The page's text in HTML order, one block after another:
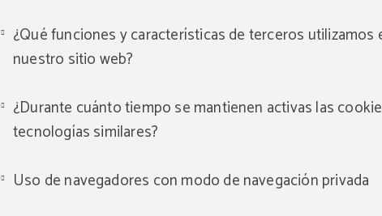
¿Qué funciones y características de terceros utilizamos
nuestro sitio web?
¿Durante cuánto tiempo se mantienen activas las
tecnologías similares?
Uso de navegadores con modo de navegación privada